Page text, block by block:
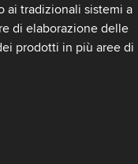
ai tradizionali sistemi a
di elaborazione delle
prodotti in più aree di